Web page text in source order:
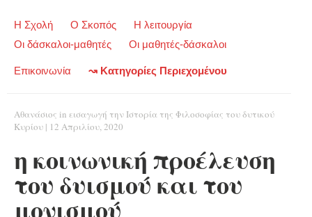
Η Σχολή Ο Σκοπός
Η λειτουργία
Οι δάσκαλοι-μαθητές
Οι μαθητές-δάσκαλοι
Επικοινωνία ↝ Κατηγορίες Περιεχομένου
Αθανάσιος in εισαγωγή την Ιστορία της Φιλοσοφίας του δυτικού
Κυρίου | 12 Απριλίου, 2020
η κοινωνική προέλευση
του δυισμού και του
μονισμού